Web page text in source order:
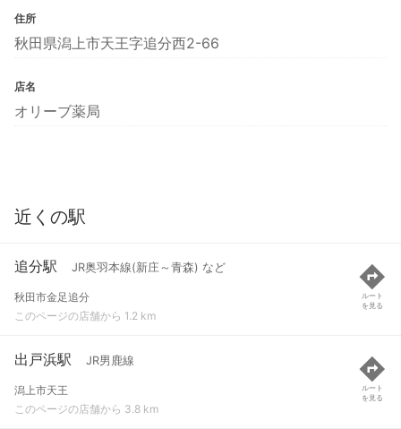
住所
秋田県潟上市天王字追分西2-66
店名
オリーブ薬局
近くの駅
追分駅 JR奥羽本線(新庄～青森) など
秋田市金足追分
このページの店舗から 1.2 km
ルート
を見る
出戸浜駅 JR男鹿線
潟上市天王
このページの店舗から 3.8 km
ルート
を見る